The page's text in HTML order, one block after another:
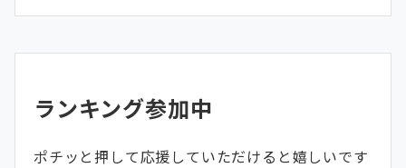
ランキング参加中
ポチッと押して応援していただけると嬉しいです